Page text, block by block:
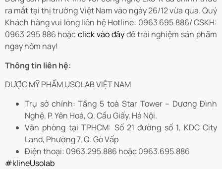
ra mắt tại thị trường Việt Nam vào ngày 26/12 vừa qua. Quý
Khách hàng vui lòng liên hệ Hotline: 0963 695 886/ CSKH:
0963 295 886 hoặcclick vào đâyđể trải nghiệm sản phẩm
ngay hôm nay!
Thông tin liên hệ:
DƯỢC MỸ PHẨM USOLAB VIỆT NAM
Trụ sở chính: Tầng 5 toà Star Tower – Dương Đình
Nghệ, P. Yên Hoà, Q. Cầu Giấy, Hà Nội.
Văn phòng tại TPHCM: Số 21 đường số 1, KDC City
Land, Phường 7, Q. Gò Vấp
Điện thoại: 0963.295.886 hoặc 0963.695.886
#klineUsolab